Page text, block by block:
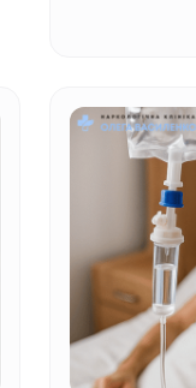
чужие
почему
самом
More...